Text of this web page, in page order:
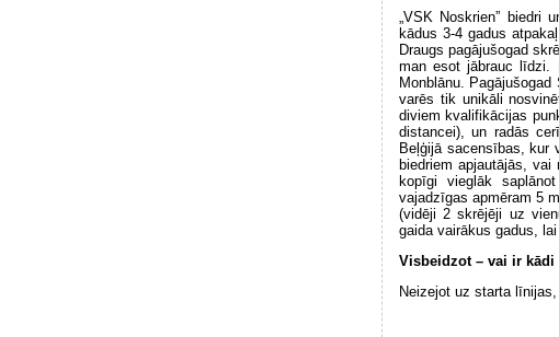
„VSK Noskrien” biedri
kādus 3-4 gadus
Draugs pagājušogad
man esot jābrauc līdzi.
Monblānu.
varēs tik unikāli
diviem kvalifikācijas
distancei), un radās
Beļģijā sacensības, kur
biedriem apjautājās,
kopīgi vieglāk
vajadzīgas apmēram 5
(vidēji 2 skrējēji uz
gaida vairākus gadus,
Visbeidzot – vai ir
Neizejot uz starta